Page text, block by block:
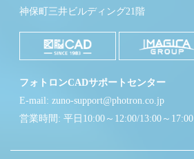
神保町三井ビルディング21階
フォトロンCADサポートセンター
E-mail: zuno-support@photron.co.jp
営業時間: 平日10:00～12:00/13:00～17:00